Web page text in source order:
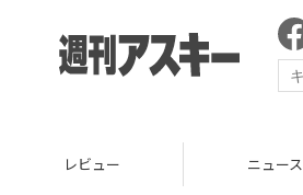
レビュー ニュース